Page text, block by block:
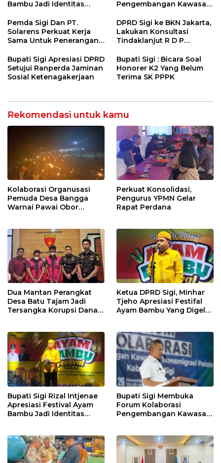
Bambu Jadi Identitas
Dipromosikan Ketingkat
Nasional
Pengembangan Kawasan
Pemda Sigi Dan PT.
Solarens Perkuat Kerja
Sama Untuk Penerangan
DPRD Sigi ke BKN Jakarta,
Lakukan Konsultasi
Tindaklanjut R D P
Bupati Sigi Apresiasi DPRD
Setujui Ranperda Jaminan
Sosial Ketenagakerjaan
Bupati Sigi : Bicara Soal
Honorer K2 Yang Belum
Terima SK PPPK
Rekomendasi untuk kamu
Kolaborasi Organusasi
Pemuda Desa Bangga
Warnai Pawai Obor
Perkuat Konsolidasi,
Pengurus YPMN Gelar
Rapat Perdana
Dua Mantan Perangkat
Desa Batu Tajam Jadi
Tersangka Korupsi Dana
Ketua DPRD Sigi, Minhar
Tjeho Apresiasi Festifal
Ayam Bambu Yang Digelar
Bupati Sigi Rizal Intjenae
Apresiasi Festival Ayam
Bambu Jadi Identitas
Nasional
Bupati Sigi Membuka
Forum Kolaborasi
Pengembangan Kawasan